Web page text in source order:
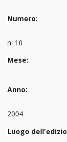
Numero:
n. 10
Mese:
Anno:
2004
Luogo